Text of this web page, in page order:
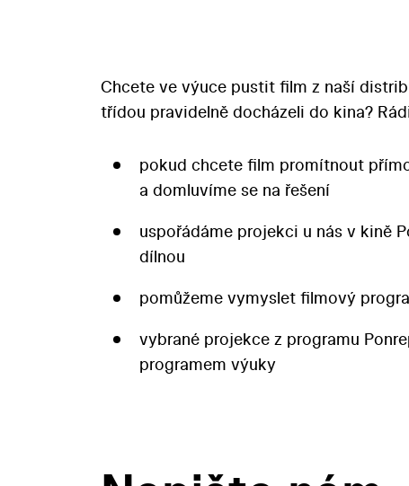
Chcete ve výuce pustit film z naší
třídou pravidelně docházeli do kina?
pokud chcete film promítnout
a domluvíme se na řešení
uspořádáme projekci u nás v kině
dílnou
pomůžeme vymyslet filmový
vybrané projekce z programu
programem výuky